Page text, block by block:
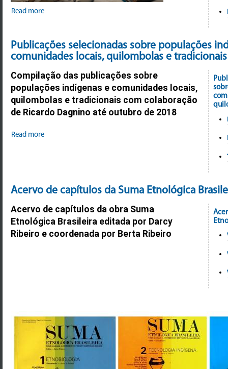
Read more
Publicações selecionadas sobre populações
comunidades locais, quilombolas e tradicionais
Compilação das publicações sobre
populações indígenas e comunidades locais,
quilombolas e tradicionais com colaboração
de Ricardo Dagnino até outubro de 2018
Read more
Acervo de capítulos da Suma Etnológica
Acervo de capítulos da obra Suma
Etnológica Brasileira editada por Darcy
Ribeiro e coordenada por Berta Ribeiro